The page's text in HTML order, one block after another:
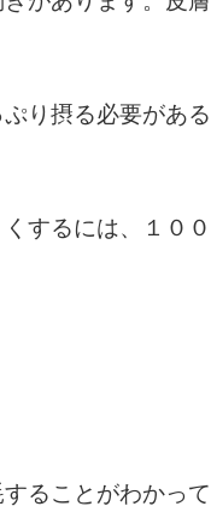
り摂る必要がある
するには、１００
ることがわかって